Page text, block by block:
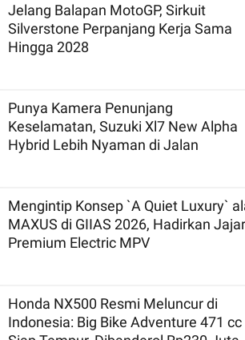
Jelang Balapan MotoGP, Sirkuit
Silverstone Perpanjang Kerja Sama
Hingga 2028
Punya Kamera Penunjang
Keselamatan, Suzuki Xl7 New Alpha
Hybrid Lebih Nyaman di Jalan
Mengintip Konsep `A Quiet Luxury`
MAXUS di GIIAS 2026, Hadirkan
Premium Electric MPV
Honda NX500 Resmi Meluncur di
Indonesia: Big Bike Adventure 471 cc